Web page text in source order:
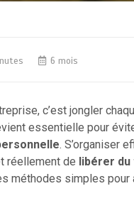
6 mois
c’est jongler
essentielle pour
. S’organiser
réellement de libérer du
méthodes simples pour